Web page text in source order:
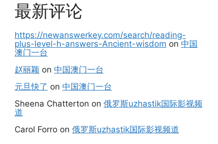
最新评论
https://newanswerkey.com/search/reading-
plus-level-h-answers-Ancient-wisdom on 中国
澳门一台
赵丽颖 on 中国澳门一台
元旦快了 on 中国澳门一台
Sheena Chatterton on 俄罗斯uzhastik国际影视频
道
Carol Forro on 俄罗斯uzhastik国际影视频道